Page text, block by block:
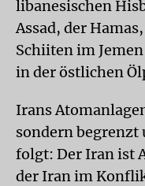
libanesischen
Assad, der
Schiiten im
in der östlichen
Irans
sondern
folgt: Der Iran ist
der Iran im